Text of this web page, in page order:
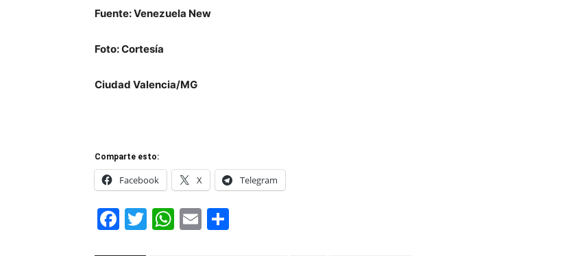
Fuente: Venezuela New
Foto: Cortesía
Ciudad Valencia/MG
Comparte esto:
Facebook X Telegram
Facebook
Twitter
WhatsApp
Email